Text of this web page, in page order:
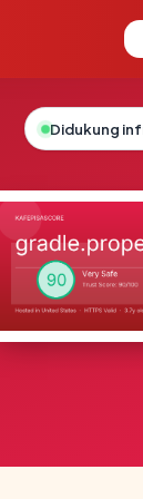
Didukung